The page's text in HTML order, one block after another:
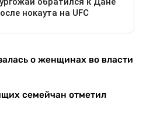
о женщинах во власти
семейчан отметил